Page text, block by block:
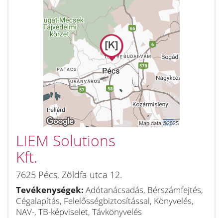
LIEM Solutions
Kft.
7625 Pécs, Zöldfa utca 12.
Tevékenységek: Adótanácsadás, Bérszámfejtés,
Cégalapítás, Felelősségbiztosítással, Könyvelés,
NAV-, TB-képviselet, Távkönyvelés